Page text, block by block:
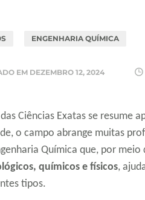
ENGENHARIA QUÍMICA
EM DEZEMBRO 12, 2024
Ciências Exatas se resume
o campo abrange muitas
Química que, por meio
químicos e físicos,
tipos.